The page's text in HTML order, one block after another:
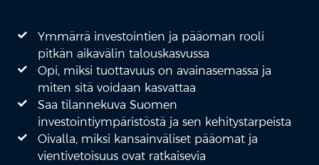
Ymmärrä investointien ja pääoman rooli
pitkän aikavälin talouskasvussa
Opi, miksi tuottavuus on avainasemassa ja
miten sitä voidaan kasvattaa
Saa tilannekuva Suomen
investointiympäristöstä ja sen kehitystarpeista
Oivalla, miksi kansainväliset pääomat ja
vientivetoisuus ovat ratkaisevia